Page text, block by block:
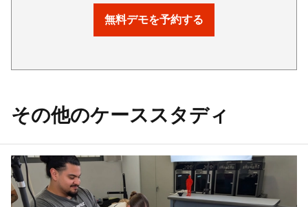
無料デモを予約する
その他のケーススタディ